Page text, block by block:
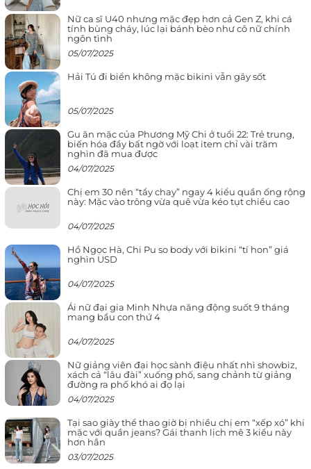
Nữ ca sĩ U40 nhưng mặc đẹp hơn cả Gen Z, khi cá
tính bùng cháy, lúc lại bánh bèo như cô nữ chính
ngôn tình
05/07/2025
Hải Tú đi biển không mặc bikini vẫn gây sốt
05/07/2025
Gu ăn mặc của Phương Mỹ Chi ở tuổi 22: Trẻ trung,
biến hóa đầy bất ngờ với loạt item chỉ vài trăm
nghìn đã mua được
04/07/2025
Chị em 30 nên “tẩy chay” ngay 4 kiểu quần ống rộng
này: Mặc vào trông vừa quê vừa kéo tụt chiều cao
04/07/2025
Hồ Ngọc Hà, Chi Pu so body với bikini “tí hon” giá
nghìn USD
04/07/2025
Ái nữ đại gia Minh Nhựa năng động suốt 9 tháng
mang bầu con thứ 4
04/07/2025
Nữ giảng viên đại học sành điệu nhất nhì showbiz,
xách cả “lâu đài” xuống phố, sang chảnh từ giảng
đường ra phố khó ai đọ lại
04/07/2025
Tại sao giày thể thao giờ bị nhiều chị em “xếp xó” khi
mặc với quần jeans? Gái thanh lịch mê 3 kiểu này
hơn hẳn
03/07/2025